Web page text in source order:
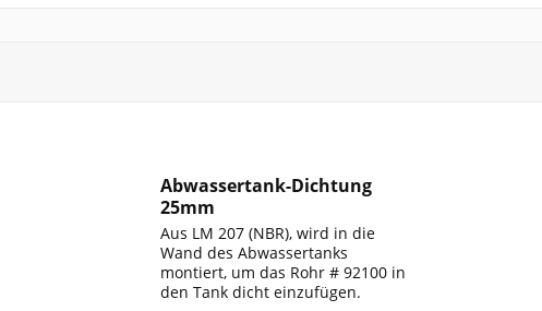
Abwassertank-Dichtung
25mm
Aus LM 207 (NBR), wird in die
Wand des Abwassertanks
montiert, um das Rohr # 92100 in
den Tank dicht einzufügen.